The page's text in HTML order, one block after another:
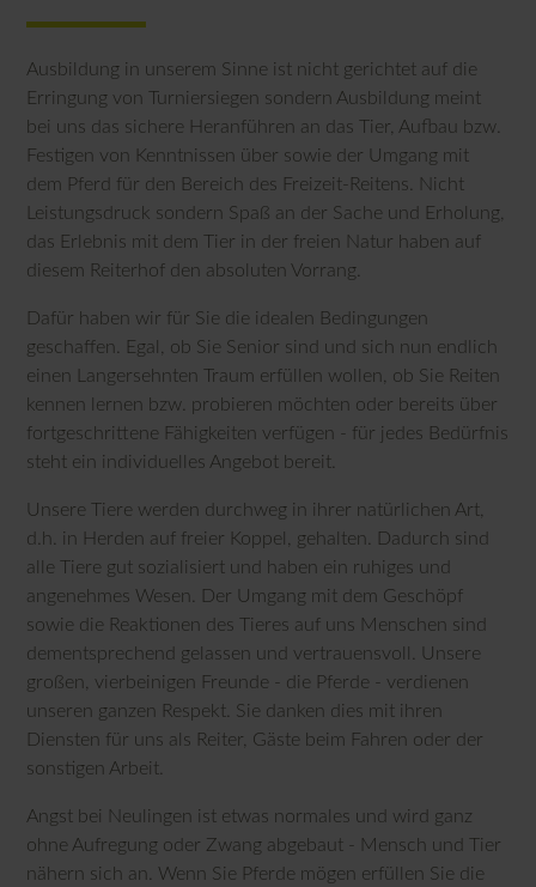
Ausbildung in unserem Sinne ist nicht gerichtet auf die
Erringung von Turniersiegen sondern Ausbildung meint
bei uns das sichere Heranführen an das Tier, Aufbau bzw.
Festigen von Kenntnissen über sowie der Umgang mit
dem Pferd für den Bereich des Freizeit-Reitens. Nicht
Leistungsdruck sondern Spaß an der Sache und Erholung,
das Erlebnis mit dem Tier in der freien Natur haben auf
diesem Reiterhof den absoluten Vorrang.
Dafür haben wir für Sie die idealen Bedingungen
geschaffen. Egal, ob Sie Senior sind und sich nun endlich
einen Langersehnten Traum erfüllen wollen, ob Sie Reiten
kennen lernen bzw. probieren möchten oder bereits über
fortgeschrittene Fähigkeiten verfügen - für jedes Bedürfnis
steht ein individuelles Angebot bereit.
Unsere Tiere werden durchweg in ihrer natürlichen Art,
d.h. in Herden auf freier Koppel, gehalten. Dadurch sind
alle Tiere gut sozialisiert und haben ein ruhiges und
angenehmes Wesen. Der Umgang mit dem Geschöpf
sowie die Reaktionen des Tieres auf uns Menschen sind
dementsprechend gelassen und vertrauensvoll. Unsere
großen, vierbeinigen Freunde - die Pferde - verdienen
unseren ganzen Respekt. Sie danken dies mit ihren
Diensten für uns als Reiter, Gäste beim Fahren oder der
sonstigen Arbeit.
Angst bei Neulingen ist etwas normales und wird ganz
ohne Aufregung oder Zwang abgebaut - Mensch und Tier
nähern sich an. Wenn Sie Pferde mögen erfüllen Sie die